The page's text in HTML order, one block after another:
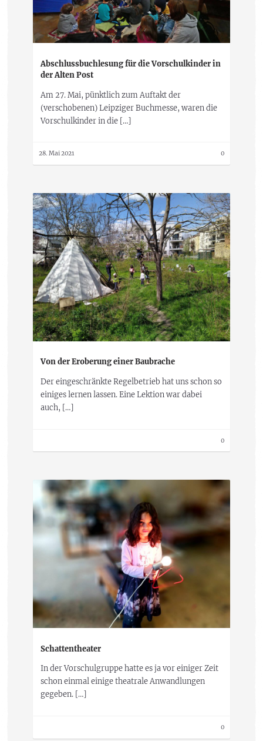
Abschlussbuchlesung für die Vorschulkinder in
der Alten Post
Am 27. Mai, pünktlich zum Auftakt der
(verschobenen) Leipziger Buchmesse, waren die
Vorschulkinder in die […]
28. Mai 2021 0
Von der Eroberung einer Baubrache
Der eingeschränkte Regelbetrieb hat uns schon so
einiges lernen lassen. Eine Lektion war dabei
auch, […]
0
Schattentheater
In der Vorschulgruppe hatte es ja vor einiger Zeit
schon einmal einige theatrale Anwandlungen
gegeben. […]
0